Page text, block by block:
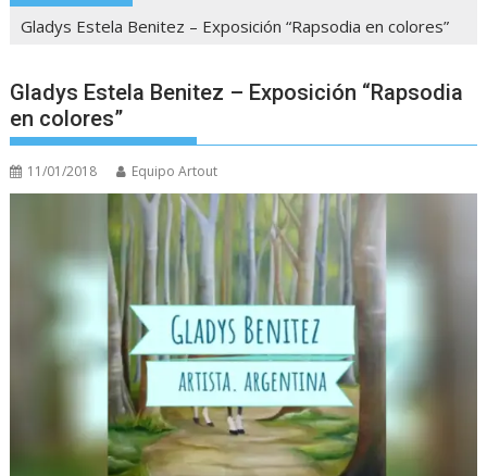
Gladys Estela Benitez – Exposición “Rapsodia en colores”
Gladys Estela Benitez – Exposición “Rapsodia
en colores”
11/01/2018 Equipo Artout